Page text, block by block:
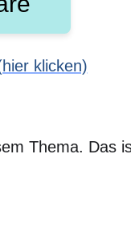
klicken)
Thema. Das